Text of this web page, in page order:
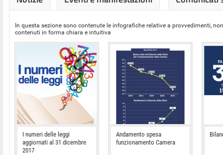
In questa sezione sono contenute le infografiche relative a provvedimenti,
contenuti in forma chiara e intuitiva
I numeri delle leggi
aggiornati al 31 dicembre
2017
Andamento spesa
funzionamento Camera